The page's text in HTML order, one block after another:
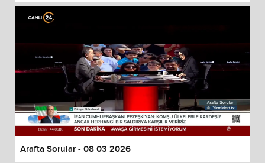
Arafta Sorular - 08 03 2026